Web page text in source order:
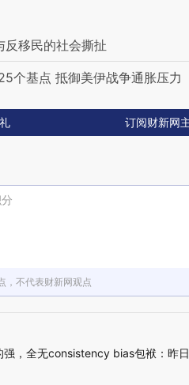
移民的社会撕扯
个基点 抵御美伊战争通胀压力
订阅财新网
，不代表财新网观点
强，全无consistency bias包袱：昨